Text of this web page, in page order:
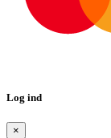
Log ind
×